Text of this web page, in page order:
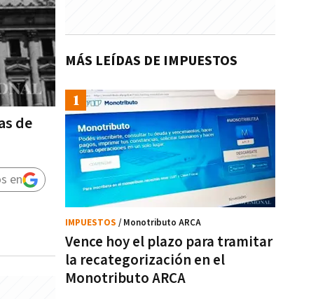
de
en
MÁS LEÍDAS DE IMPUESTOS
Vence hoy el plazo para tramitar
la recategorización en el
Monotributo ARCA
IMPUESTOS / Monotributo ARCA